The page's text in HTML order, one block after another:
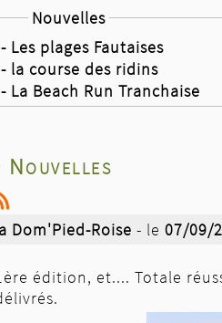
Nouvelles
- Les plages Fautaises
- la course des ridins
- La Beach Run Tranchaise
Nouvelles
Dom'Pied-Roise - le 07/09/
édition, et.... Totale